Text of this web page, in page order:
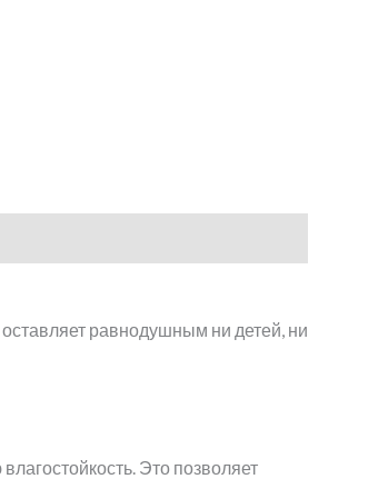
равнодушным ни детей, ни
Это позволяет